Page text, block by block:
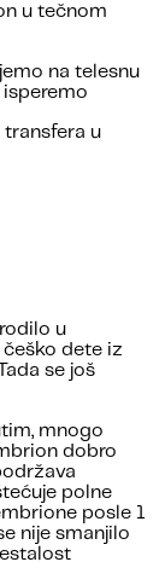
u tečnom
na telesnu
transfera u
u
dete iz
se još
mnogo
dobro
polne
posle 1
nije smanjilo